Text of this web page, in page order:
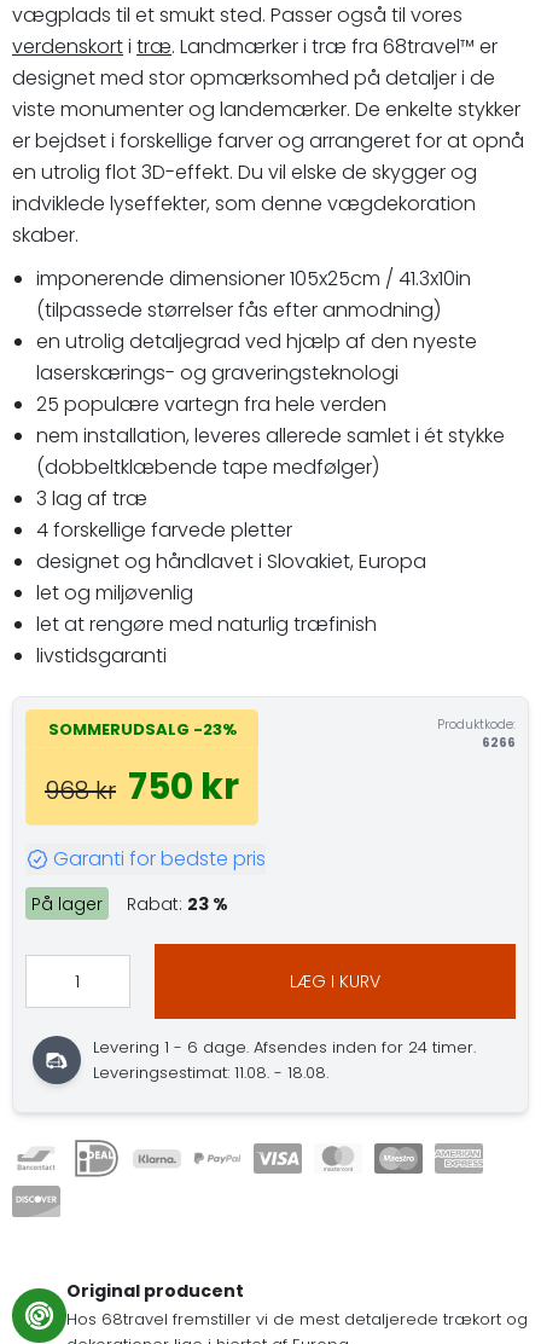
vægplads til et smukt sted. Passer også til vores
verdenskorti træ. Landmærker i træ fra 68travel™️ er
designet med stor opmærksomhed på detaljer i de
viste monumenter og landemærker. De enkelte stykker
er bejdset i forskellige farver og arrangeret for at opnå
en utrolig flot 3D-effekt. Du vil elske de skygger og
indviklede lyseffekter, som denne vægdekoration
skaber.
imponerende dimensioner 105x25cm / 41.3x10in
(tilpassede størrelser fås efter anmodning)
en utrolig detaljegrad ved hjælp af den nyeste
laserskærings- og graveringsteknologi
25 populære vartegn fra hele verden
nem installation, leveres allerede samlet i ét stykke
(dobbeltklæbende tape medfølger)
3 lag af træ
4 forskellige farvede pletter
designet og håndlavet i Slovakiet, Europa
let og miljøvenlig
let at rengøre med naturlig træfinish
livstidsgaranti
SOMMERUDSALG -23%
968 kr 750 kr
Produktkode:
6266
Garanti for bedste pris
På lager Rabat: 23 %
LÆG I KURV
Levering 1 - 6 dage. Afsendes inden for 24 timer.
Leveringsestimat: 11.08. - 18.08.
Original producent
Hos 68travel fremstiller vi de mest detaljerede trækort og